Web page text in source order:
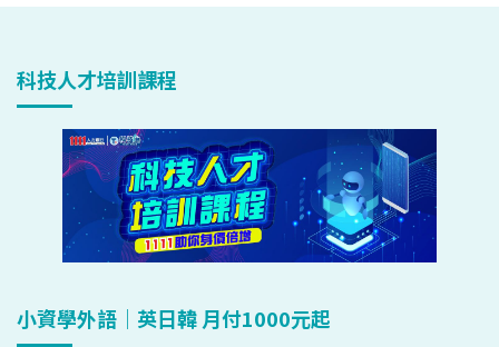
科技人才培訓課程
小資學外語｜英日韓 月付1000元起